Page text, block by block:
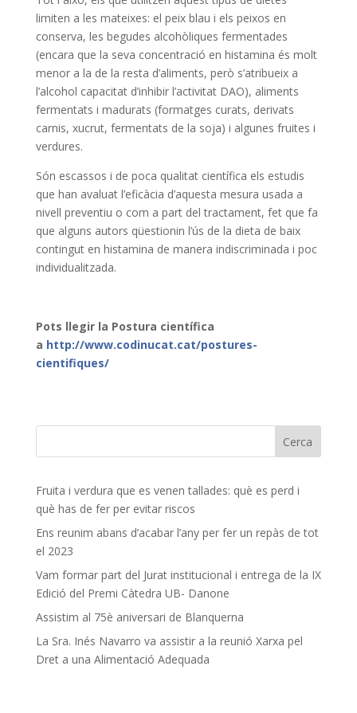
limiten a les mateixes: el peix blau i els peixos en
conserva, les begudes alcohòliques fermentades
(encara que la seva concentració en histamina és molt
menor a la de la resta d’aliments, però s’atribueix a
l’alcohol capacitat d’inhibir l’activitat DAO), aliments
fermentats i madurats (formatges curats, derivats
carnis, xucrut, fermentats de la soja) i algunes fruites i
verdures.
Són escassos i de poca qualitat científica els estudis
que han avaluat l’eficàcia d’aquesta mesura usada a
nivell preventiu o com a part del tractament, fet que fa
que alguns autors qüestionin l’ús de la dieta de baix
contingut en histamina de manera indiscriminada i poc
individualitzada.
Pots llegir la Postura científica
a http://www.codinucat.cat/postures-
cientifiques/
Fruita i verdura que es venen tallades: què es perd i
què has de fer per evitar riscos
Ens reunim abans d’acabar l’any per fer un repàs de tot
el 2023
Vam formar part del Jurat institucional i entrega de la IX
Edició del Premi Càtedra UB- Danone
Assistim al 75è aniversari de Blanquerna
La Sra. Inés Navarro va assistir a la reunió Xarxa pel
Dret a una Alimentació Adequada